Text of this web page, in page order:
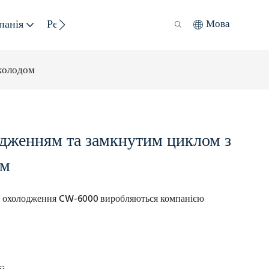
Ресурс Сталий Розвиток Мова
та замкнутим циклом з
охолодження CW-6000виробляються компанією